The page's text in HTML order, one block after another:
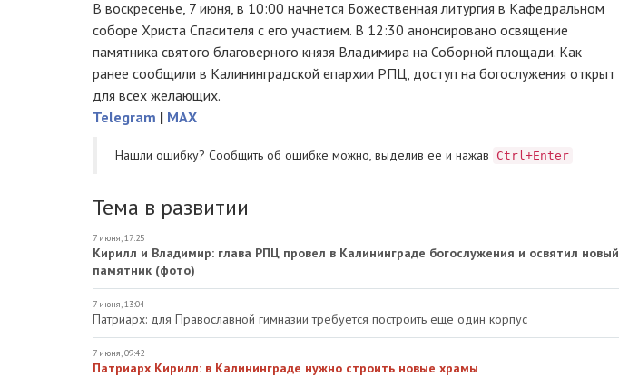
В воскресенье, 7 июня, в 10:00 начнется Божественная литургия в Кафедральном
соборе Христа Спасителя с его участием. В 12:30 анонсировано освящение
памятника святого благоверного князя Владимира на Соборной площади. Как
ранее сообщили в Калининградской епархии РПЦ, доступ на богослужения открыт
для всех желающих.
Telegram | MAX
Нашли ошибку? Cообщить об ошибке можно, выделив ее и нажав Ctrl+Enter
Тема в развитии
7 июня, 17:25
Кирилл и Владимир: глава РПЦ провел в Калининграде богослужения и освятил новый
памятник (фото)
7 июня, 13:04
Патриарх: для Православной гимназии требуется построить еще один корпус
7 июня, 09:42
Патриарх Кирилл: в Калининграде нужно строить новые храмы